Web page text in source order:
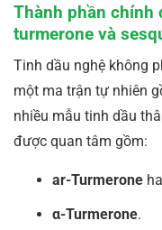
Thành phần chính
turmerone và
Tinh dầu nghệ không
một ma trận tự nhiên
nhiều mẫu tinh dầu
được quan tâm gồm:
ar-Turmerone
α-Turmerone.